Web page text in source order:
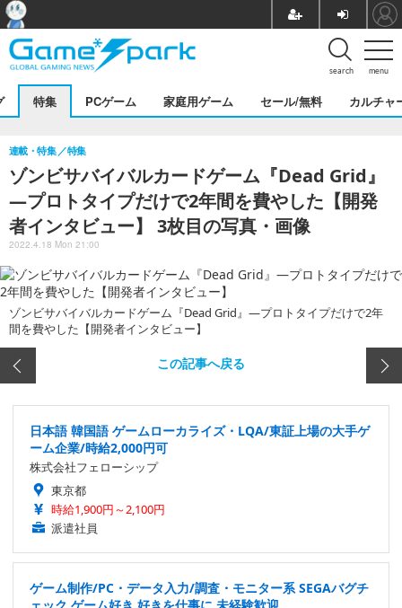
menu
search
特集 PCゲーム 家庭用ゲーム セール/無料 カルチャ
ゾンビサバイバルカードゲーム『Dead Grid』
―プロトタイプだけで2年間を費やした【開発
者インタビュー】 3枚目の写真・画像
連載・特集 特集
2022.4.18 Mon 21:00
ゾンビサバイバルカードゲーム『Dead Grid』―プロトタイプだけで2年
間を費やした【開発者インタビュー】
この記事へ戻る
日本語 韓国語 ゲームローカライズ・LQA/東証上場の大手ゲ
ーム企業/時給2,000円可
株式会社フェローシップ
東京都
時給1,900円～2,100円
派遣社員
ゲーム制作/PC・データ入力/調査・モニター系 SEGAバグチ